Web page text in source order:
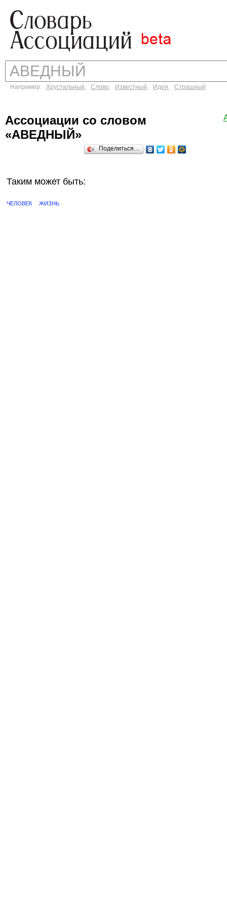
Например: Хрустальный, Слово, Известный, Идея, Страшный
Ассоциации со словом
«АВЕДНЫЙ»
Поделиться…
Таким может быть:
ЧЕЛОВЕК ЖИЗНЬ